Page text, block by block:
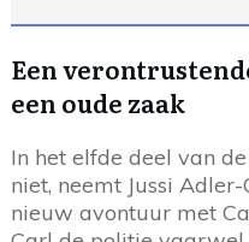
Een
een oude zaak
In het elfde deel van
niet, neemt Jussi
nieuw avontuur met